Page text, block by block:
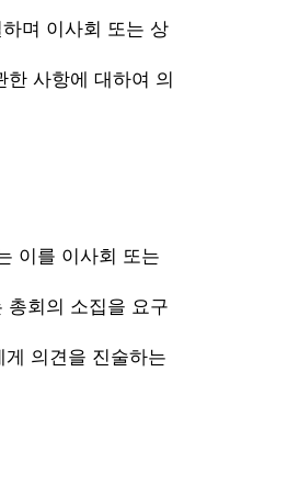
이사회 또는 상
항에 대하여 의
를 이사회 또는
회의 소집을 요구
의견을 진술하는